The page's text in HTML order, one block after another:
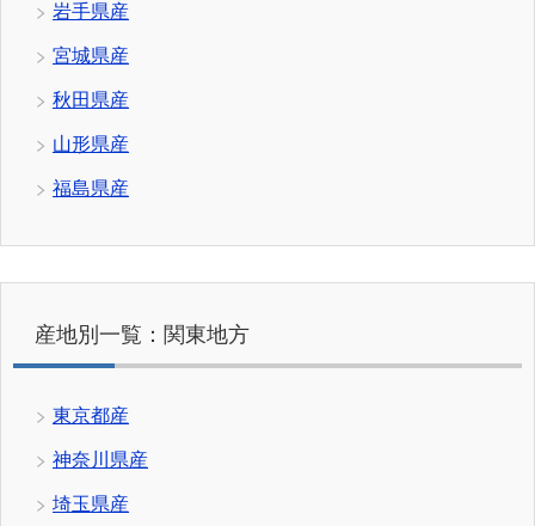
岩手県産
宮城県産
秋田県産
山形県産
福島県産
産地別一覧：関東地方
東京都産
神奈川県産
埼玉県産